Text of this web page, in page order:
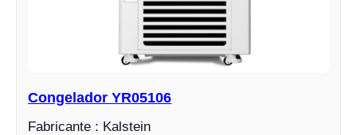
Congelador YR05106
Fabricante : Kalstein